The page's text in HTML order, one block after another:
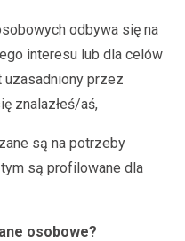
odbywa się na
interesu lub dla celów
przez
znalazłeś/aś,
są na potrzeby
są profilowane dla
osobowe?